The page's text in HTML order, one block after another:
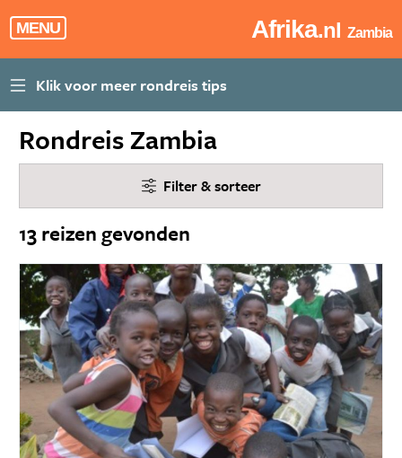
MENU Afrika.nl Zambia
Rondreis Zambia
Filter & sorteer
13 reizen gevonden